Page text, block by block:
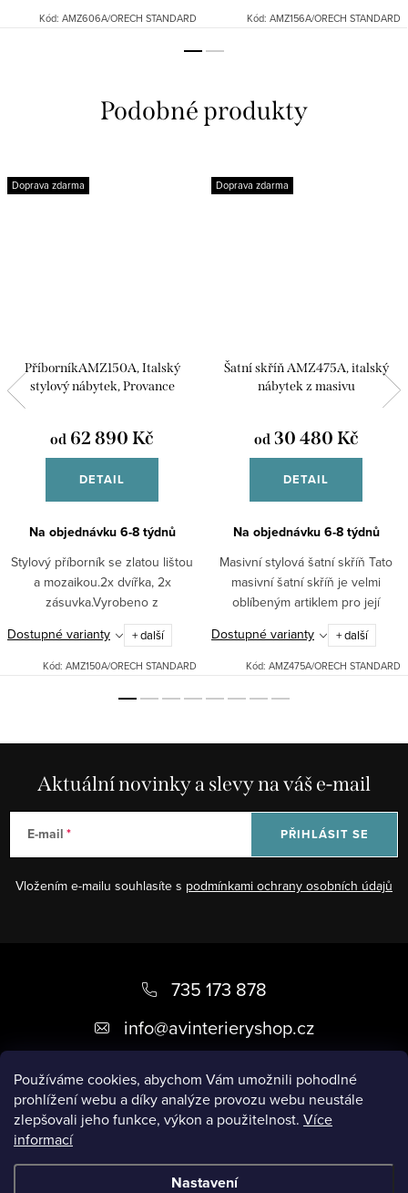
Používáme cookies, abychom Vám umožnili pohodlné
prohlížení webu a díky analýze provozu webu neustále
zlepšovali jeho funkce, výkon a použitelnost. Více
informací
Nastavení
Kód: AMZ606A/ORECH STANDARD Kód: AMZ156A/ORECH STANDARD
Doprava zdarma
PříborníkAMZ150A, Italský
stylový nábytek, Provance
od 62 890 Kč
DETAIL
Na objednávku 6-8 týdnů
Stylový příborník se zlatou lištou
a mozaikou.2x dvířka, 2x
zásuvka.Vyrobeno z
masívu.Možné dodat v různých
odstínech: bílá patina, černá
patina, ořech.Pro jiná barevná...
Dostupné varianty + další
Kód: AMZ150A/ORECH STANDARD
Doprava zdarma
Šatní skříň AMZ475A, italský
nábytek z masivu
od30 480 Kč
DETAIL
Na objednávku 6-8 týdnů
Masivní stylová šatní skříň Tato
masivní šatní skříň je velmi
oblíbeným artiklem pro její
klasický design, úsporu místa a
snadné otevírání. Poskytuje
kvalitu, účelnost i...
Dostupné varianty + další
Kód: AMZ475A/ORECH STANDARD
Aktuální novinky a slevy na váš e-mail
E-mail
Vložením e-mailu souhlasíte s podmínkami ochrany osobních údajů
PŘIHLÁSIT SE
a
735 173 878
info@avinterieryshop.cz
Užitečné informace